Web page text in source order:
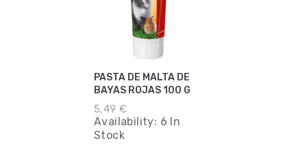
PASTA DE MALTA DE
BAYAS ROJAS 100 G
5,49 €
Availability: 6 In
Stock